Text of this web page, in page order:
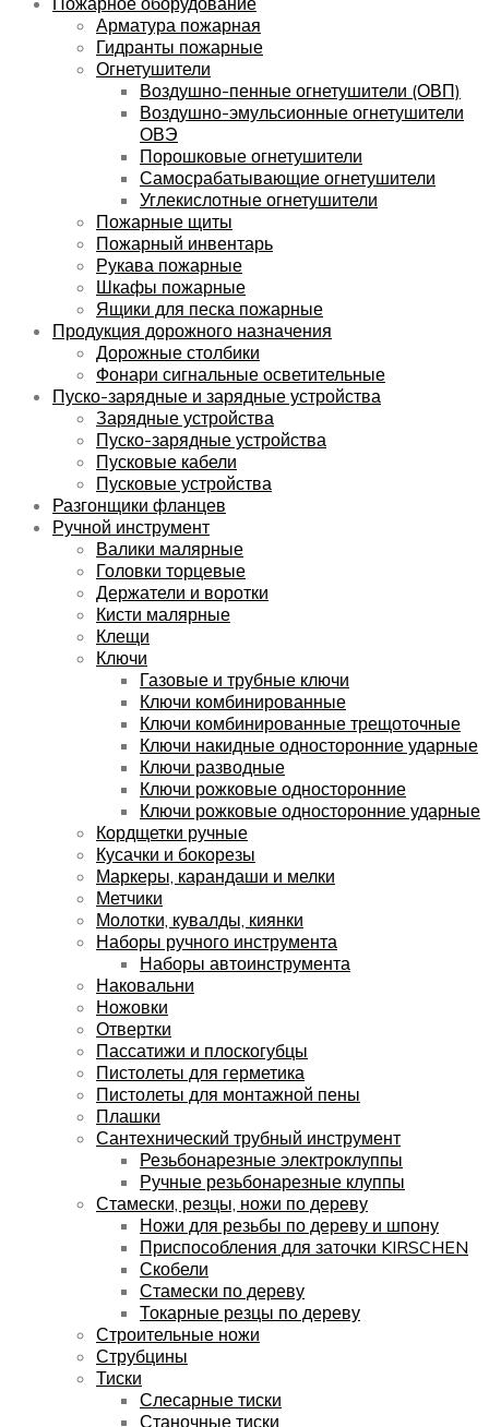
Арматура пожарная
Гидранты пожарные
Огнетушители
Воздушно-пенные огнетушители (ОВП)
Воздушно-эмульсионные огнетушители
ОВЭ
Порошковые огнетушители
Самосрабатывающие огнетушители
Углекислотные огнетушители
Пожарные щиты
Пожарный инвентарь
Рукава пожарные
Шкафы пожарные
Ящики для песка пожарные
Продукция дорожного назначения
Дорожные столбики
Фонари сигнальные осветительные
Пуско-зарядные и зарядные устройства
Зарядные устройства
Пуско-зарядные устройства
Пусковые кабели
Пусковые устройства
Разгонщики фланцев
Ручной инструмент
Валики малярные
Головки торцевые
Держатели и воротки
Кисти малярные
Клещи
Ключи
Газовые и трубные ключи
Ключи комбинированные
Ключи комбинированные трещоточные
Ключи накидные односторонние ударные
Ключи разводные
Ключи рожковые односторонние
Ключи рожковые односторонние ударные
Кордщетки ручные
Кусачки и бокорезы
Маркеры, карандаши и мелки
Метчики
Молотки, кувалды, киянки
Наборы ручного инструмента
Наборы автоинструмента
Наковальни
Ножовки
Отвертки
Пассатижи и плоскогубцы
Пистолеты для герметика
Пистолеты для монтажной пены
Плашки
Сантехнический трубный инструмент
Резьбонарезные электроклуппы
Ручные резьбонарезные клуппы
Стамески, резцы, ножи по дереву
Ножи для резьбы по дереву и шпону
Приспособления для заточки KIRSCHEN
Скобели
Стамески по дереву
Токарные резцы по дереву
Строительные ножи
Струбцины
Тиски
Слесарные тиски
Станочные тиски